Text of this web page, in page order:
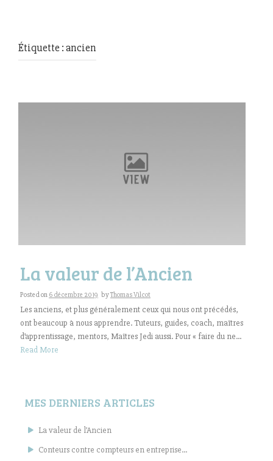
Étiquette : ancien
La valeur de l’Ancien
Posted on 6 décembre 2019 byThomas Vilcot
Les anciens, et plus généralement ceux qui nous ont précédés,
ont beaucoup à nous apprendre. Tuteurs, guides, coach, maîtres
d’apprentissage, mentors, Maîtres Jedi aussi. Pour « faire du ne...
Read More
MES DERNIERS ARTICLES
La valeur de l’Ancien
Conteurs contre compteurs en entreprise…